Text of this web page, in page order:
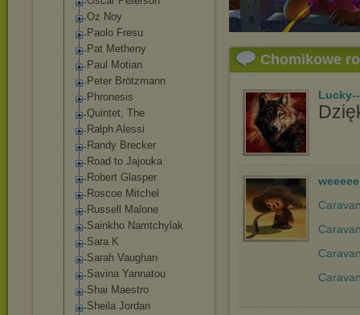
Oz Noy
Paolo Fresu
Pat Metheny
Paul Motian
Peter Brötzmann
Phronesis
Quintet, The
Ralph Alessi
Randy Brecker
Road to Jajouka
Robert Glasper
Roscoe Mitchel
Russell Malone
Sainkho Namtchylak
Sara K
Sarah Vaughan
Savina Yannatou
Shai Maestro
Sheila Jordan
Chomikowe
weeeee